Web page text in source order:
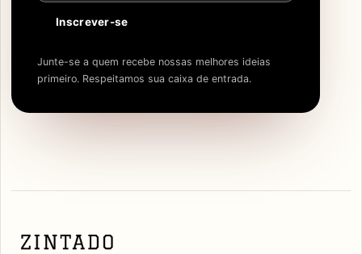
Inscrever-se
Junte-se a quem recebe nossas melhores ideias
primeiro. Respeitamos sua caixa de entrada.